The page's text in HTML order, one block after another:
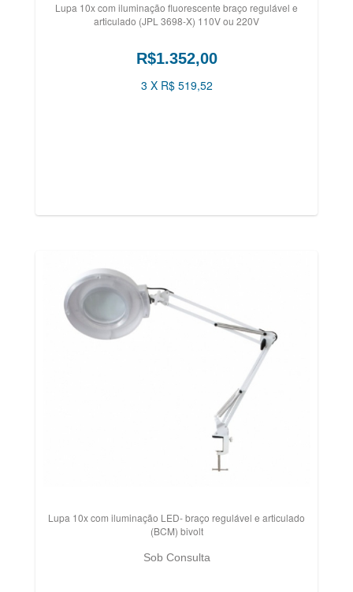
Lupa 10x com iluminação fluorescente braço regulável e
articulado (JPL 3698-X) 110V ou 220V
R$1.352,00
3 X R$ 519,52
Lupa 10x com iluminação LED- braço regulável e articulado
(BCM) bivolt
Sob Consulta